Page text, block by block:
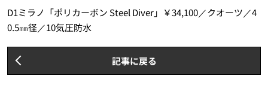
D1ミラノ「ポリカーボン Steel Diver」￥34,100／クオーツ／4
0.5㎜径／10気圧防水
記事に戻る